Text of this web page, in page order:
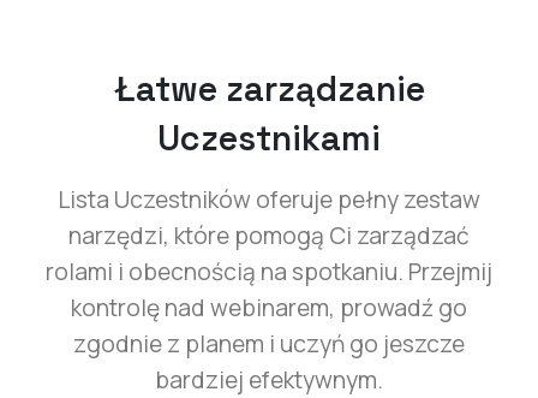
Łatwe zarządzanie
Uczestnikami
Lista Uczestników oferuje pełny zestaw
narzędzi, które pomogą Ci zarządzać
rolami i obecnością na spotkaniu. Przejmij
kontrolę nad webinarem, prowadź go
zgodnie z planem i uczyń go jeszcze
bardziej efektywnym.